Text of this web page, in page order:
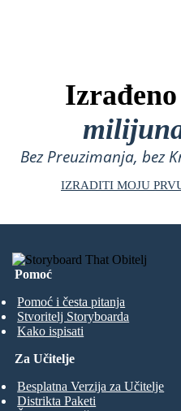
Bez Preuzimanja, bez
IZRADITI MOJU
Pomoć
Pomoć i česta pitanja
Stvoritelj Storyboarda
Kako ispisati
Za Učitelje
Besplatna Verzija za Učitelje
Distrikta Paketi